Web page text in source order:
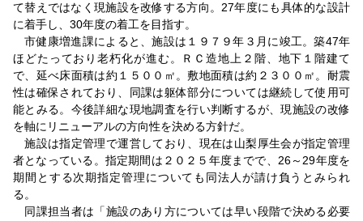
て替えではなく現施設を改修する方向。27年度にも具体的な設計
に着手し、30年度の着工を目指す。
市健康増進課によると、施設は１９７９年３月に竣工。築47年
ほどたっており老朽化が進む。ＲＣ造地上２階、地下１階建て
で、延べ床面積は約１５００㎡。敷地面積は約２３００㎡。耐震
性は確保されており、同課は躯体部分については継続して使用可
能とみる。今後詳細な現地調査を行い判断するが、現施設の改修
を軸にリニューアルの方向性を決める方針だ。
施設は指定管理で運営しており、現在は山梨厚生会が指定管理
者となっている。指定期間は２０２５年度までで、26～29年度を
期間とする次期指定管理についても同法人が請け負うとみられ
る。
同課担当者は「施設のあり方については早い段階で決める必要